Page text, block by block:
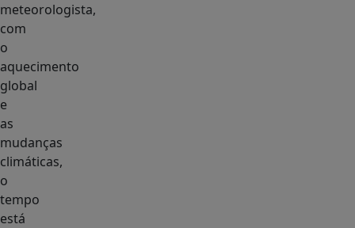
meteorologista,
com
o
aquecimento
global
e
as
mudanças
climáticas,
o
tempo
está